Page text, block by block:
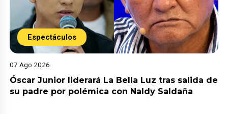
Espectáculos
07 Ago 2026
Óscar Junior liderará La Bella Luz tras salida de
su padre por polémica con Naldy Saldaña